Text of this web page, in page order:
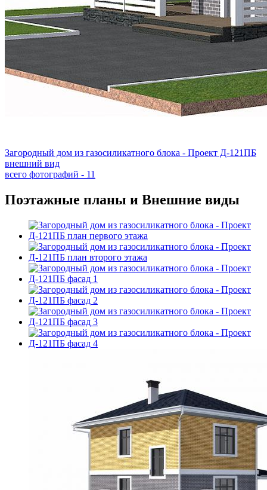
Загородный дом из газосиликатного блока - Проект Д-121ПБ
внешний вид
всего фотографий - 11
Поэтажные планы и Внешние виды